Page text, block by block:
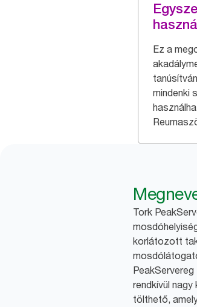
Ez a
mindenki
Tork
korlátozott
rendkívül
tölthető,